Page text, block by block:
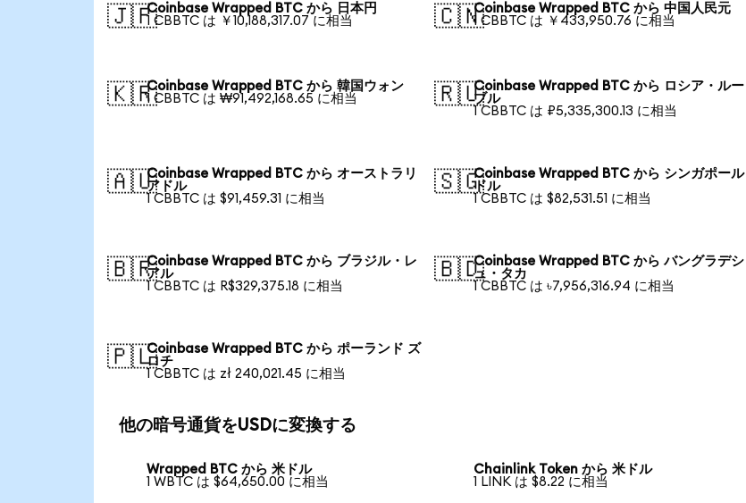
🇯🇵Coinbase Wrapped BTC から 日本円
1 CBBTC は ￥10,188,317.07 に相当
🇨🇳Coinbase Wrapped BTC から 中国人民元
1 CBBTC は ￥433,950.76 に相当
🇰🇷Coinbase Wrapped BTC から 韓国ウォン
1 CBBTC は ₩91,492,168.65 に相当
🇷🇺Coinbase Wrapped BTC から ロシア・ルー
ブル
1 CBBTC は ₽5,335,300.13 に相当
🇦🇺Coinbase Wrapped BTC から オーストラリ
アドル
1 CBBTC は $91,459.31 に相当
🇸🇬Coinbase Wrapped BTC から シンガポール
ドル
1 CBBTC は $82,531.51 に相当
🇧🇷Coinbase Wrapped BTC から ブラジル・レ
アル
1 CBBTC は R$329,375.18 に相当
🇧🇩Coinbase Wrapped BTC から バングラデシ
ュ・タカ
1 CBBTC は ৳7,956,316.94 に相当
🇵🇱Coinbase Wrapped BTC から ポーランド ズ
ロチ
1 CBBTC は zł 240,021.45 に相当
他の暗号通貨をUSDに変換する
Wrapped BTC から 米ドル
1 WBTC は $64,650.00 に相当
Chainlink Token から 米ドル
1 LINK は $8.22 に相当